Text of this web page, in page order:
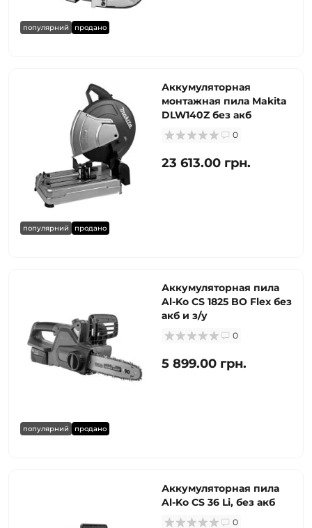
популярний продано
популярний продано
Аккумуляторная
монтажная пила Makita
DLW140Z без акб
0
23 613.00 грн.
популярний продано
Аккумуляторная пила
Al-Ko CS 1825 BO Flex без
акб и з/у
0
5 899.00 грн.
Аккумуляторная пила
Al-Ko CS 36 Li, без акб
0